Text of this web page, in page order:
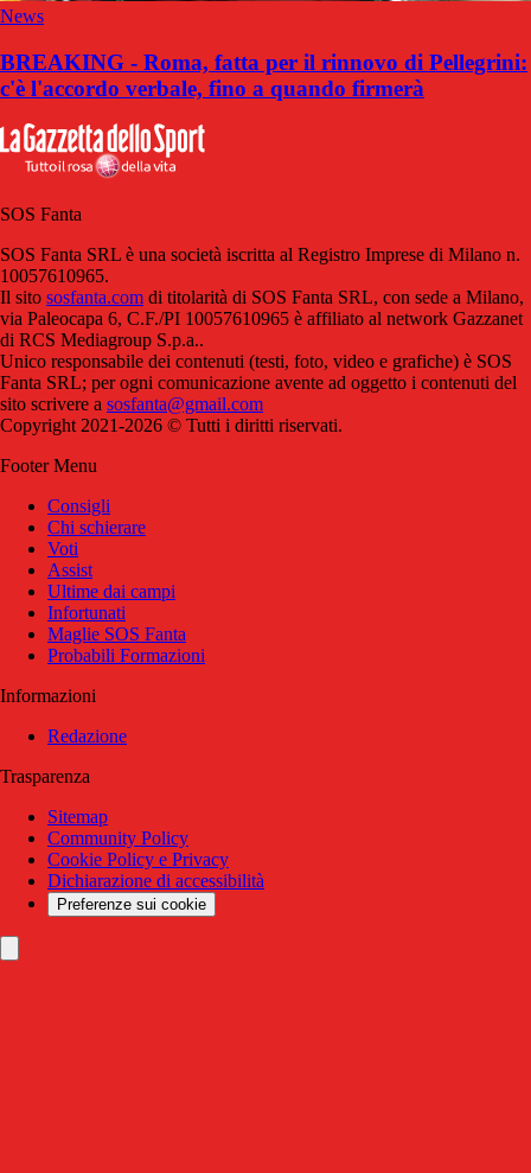
News
BREAKING - Roma, fatta per il rinnovo di Pellegrini:
c'è l'accordo verbale, fino a quando firmerà
SOS Fanta
SOS Fanta SRL è una società iscritta al Registro Imprese di Milano n.
10057610965.
Il sito sosfanta.com di titolarità di SOS Fanta SRL, con sede a Milano,
via Paleocapa 6, C.F./PI 10057610965 è affiliato al network Gazzanet
di RCS Mediagroup S.p.a..
Unico responsabile dei contenuti (testi, foto, video e grafiche) è SOS
Fanta SRL; per ogni comunicazione avente ad oggetto i contenuti del
sito scrivere a sosfanta@gmail.com
Copyright 2021-2026 © Tutti i diritti riservati.
Footer Menu
Consigli
Chi schierare
Voti
Assist
Ultime dai campi
Infortunati
Maglie SOS Fanta
Probabili Formazioni
Informazioni
Redazione
Trasparenza
Sitemap
Community Policy
Cookie Policy e Privacy
Dichiarazione di accessibilità
Preferenze sui cookie